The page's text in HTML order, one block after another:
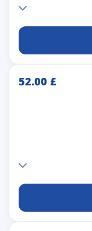
£
52.00